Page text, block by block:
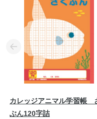
カレッジアニマル学習帳
ぶん120字詰